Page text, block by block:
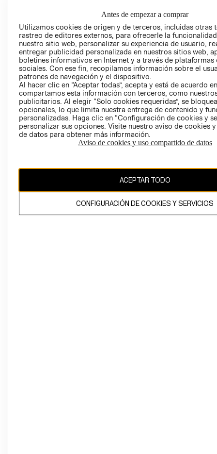
SOCIAL
PRENSA
RELACIÓN CON
INVERSIONISTAS
POLÍTICA
EMPRESARIAL
TIENDAS
- RETIRO EN
TIENDA
TÉRMINOS Y
CONDICIONES
AVISO DE
PRIVACIDAD
GIFT CARD
AVISO DE
COOKIES
CAMBIAR REGIÓN
Antes de empezar a comprar
Utilizamos cookies de origen y de terceros, incluidas otras
rastreo de editores externos, para ofrecerle la
nuestro sitio web, personalizar su experiencia de usuario,
entregar publicidad personalizada en nuestros sitios web,
boletines informativos en Internet y a través de plataformas
sociales. Con ese fin, recopilamos información sobre el
patrones de navegación y el dispositivo.
Al hacer clic en “Aceptar todas”, acepta y está de acuerdo
compartamos esta información con terceros, como
publicitarios. Al elegir “Solo cookies requeridas”, se
opcionales, lo que limita nuestra entrega de contenido y
personalizadas. Haga clic en “Configuración de cookies y
personalizar sus opciones. Visite nuestro aviso de cookies
de datos para obtener más información.
Aviso de cookies y uso compartido de datos
ACEPTAR TODO
CONFIGURACIÓN DE COOKIES Y SERVICIOS